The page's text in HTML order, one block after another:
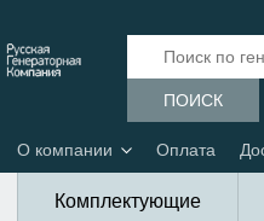
ПОИСК
О компании Оплата
Комплектующие